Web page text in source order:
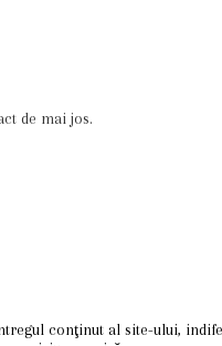
de mai jos.
conţinut al site-ului,